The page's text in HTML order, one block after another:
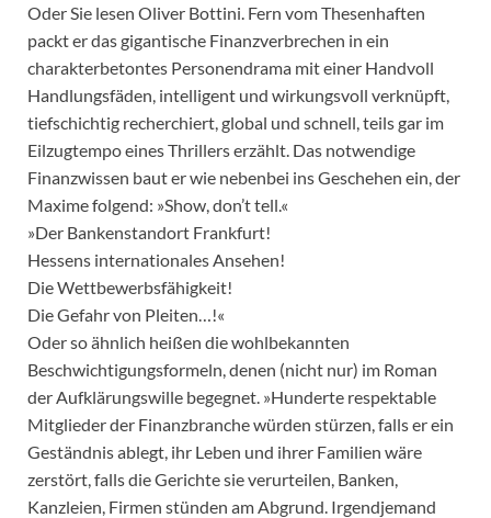
Oder Sie lesen Oliver Bottini. Fern vom Thesenhaften
packt er das gigantische Finanzverbrechen in ein
charakterbetontes Personendrama mit einer Handvoll
Handlungsfäden, intelligent und wirkungsvoll verknüpft,
tiefschichtig recherchiert, global und schnell, teils gar im
Eilzugtempo eines Thrillers erzählt. Das notwendige
Finanzwissen baut er wie nebenbei ins Geschehen ein, der
Maxime folgend: »Show, don’t tell.«
»Der Bankenstandort Frankfurt!
Hessens internationales Ansehen!
Die Wettbewerbsfähigkeit!
Die Gefahr von Pleiten…!«
Oder so ähnlich heißen die wohlbekannten
Beschwichtigungsformeln, denen (nicht nur) im Roman
der Aufklärungswille begegnet. »Hunderte respektable
Mitglieder der Finanzbranche würden stürzen, falls er ein
Geständnis ablegt, ihr Leben und ihrer Familien wäre
zerstört, falls die Gerichte sie verurteilen, Banken,
Kanzleien, Firmen stünden am Abgrund. Irgendjemand